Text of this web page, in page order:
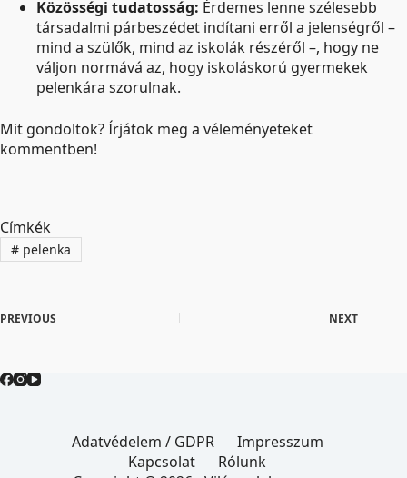
Közösségi tudatosság: Érdemes lenne szélesebb
társadalmi párbeszédet indítani erről a jelenségről –
mind a szülők, mind az iskolák részéről –, hogy ne
váljon normává az, hogy iskoláskorú gyermekek
pelenkára szorulnak.
Mit gondoltok? Írjátok meg a véleményeteket
kommentben!
Címkék
#pelenka
PREVIOUS NEXT
Adatvédelem / GDPR
Impresszum
Kapcsolat
Rólunk